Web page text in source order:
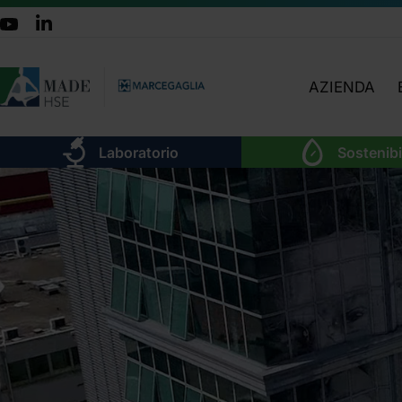
AZIENDA
CHI SIAMO
TEAM
LAVORA CON
DOVE SIAMO
Laboratorio